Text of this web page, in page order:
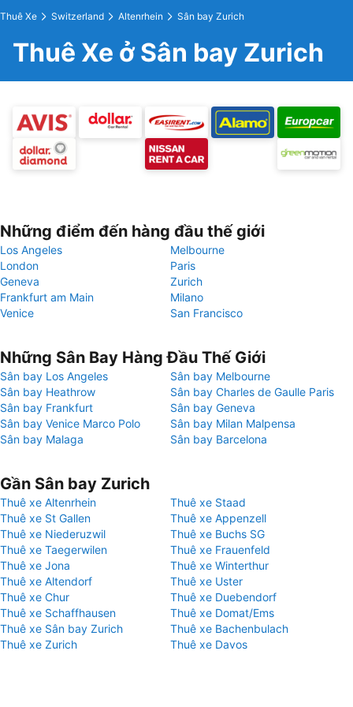
Thuê Xe Switzerland Altenrhein Sân bay Zurich
Thuê Xe ở Sân bay Zurich
Những điểm đến hàng đầu thế giới
Los Angeles
Melbourne
London
Paris
Geneva
Zurich
Frankfurt am Main
Milano
Venice
San Francisco
Những Sân Bay Hàng Đầu Thế Giới
Sân bay Los Angeles
Sân bay Melbourne
Sân bay Heathrow
Sân bay Charles de Gaulle Paris
Sân bay Frankfurt
Sân bay Geneva
Sân bay Venice Marco Polo
Sân bay Milan Malpensa
Sân bay Malaga
Sân bay Barcelona
Gần Sân bay Zurich
Thuê xe Altenrhein
Thuê xe Staad
Thuê xe St Gallen
Thuê xe Appenzell
Thuê xe Niederuzwil
Thuê xe Buchs SG
Thuê xe Taegerwilen
Thuê xe Frauenfeld
Thuê xe Jona
Thuê xe Winterthur
Thuê xe Altendorf
Thuê xe Uster
Thuê xe Chur
Thuê xe Duebendorf
Thuê xe Schaffhausen
Thuê xe Domat/Ems
Thuê xe Sân bay Zurich
Thuê xe Bachenbulach
Thuê xe Zurich
Thuê xe Davos